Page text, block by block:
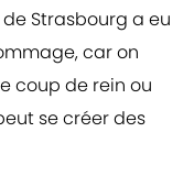
Strasbourg a eu
car on
coup de rein ou
se créer des